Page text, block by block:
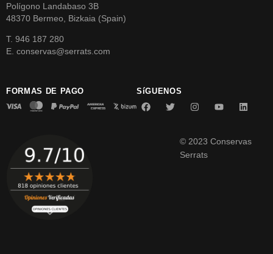
Polígono Landabaso 3B
48370 Bermeo, Bizkaia (Spain)
T. 946 187 280
E. conservas@serrats.com
FORMAS DE PAGO SíGUENOS
© 2023 Conservas
Serrats